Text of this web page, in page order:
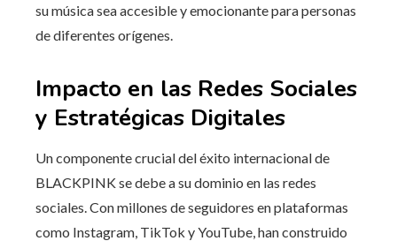
su música sea accesible y emocionante para personas
de diferentes orígenes.
Impacto en las Redes Sociales
y Estratégicas Digitales
Un componente crucial del éxito internacional de
BLACKPINK se debe a su dominio en las redes
sociales. Con millones de seguidores en plataformas
como Instagram, TikTok y YouTube, han construido